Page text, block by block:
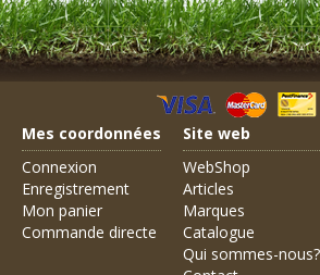
Mes coordonnées
Connexion
Enregistrement
Mon panier
Commande directe
Site web
WebShop
Articles
Marques
Catalogue
Qui sommes-nous?